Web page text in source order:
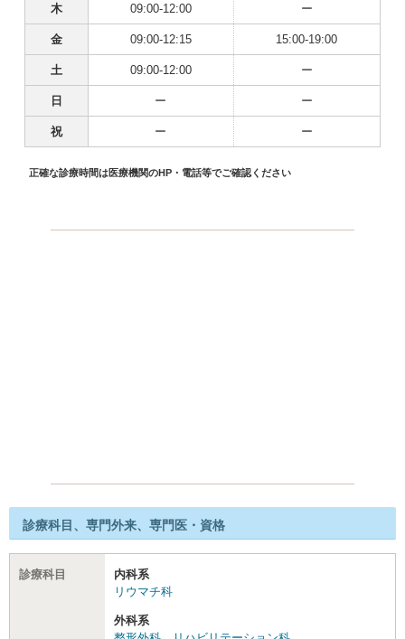
木 09:00-12:00 ー
金 09:00-12:15 15:00-19:00
土 09:00-12:00 ー
日 ー ー
祝 ー ー
正確な診療時間は医療機関のHP・電話等でご確認ください
診療科目、専門外来、専門医・資格
診療科目
内科系
リウマチ科
外科系